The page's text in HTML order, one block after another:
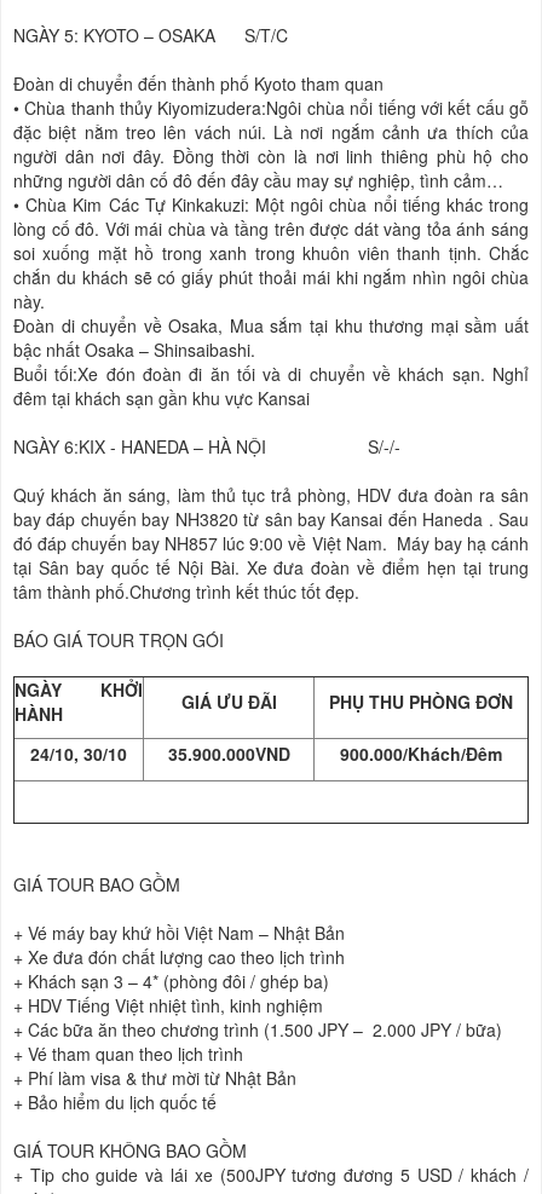
NGÀY 5: KYOTO – OSAKA
S/T/C
Đoàn di chuyển đến thành phố Kyoto tham quan
• Chùa thanh thủy Kiyomizudera:Ngôi chùa nổi tiếng với kết cấu gỗ
đặc biệt nằm treo lên vách núi. Là nơi ngắm cảnh ưa thích của
người dân nơi đây. Đồng thời còn là nơi linh thiêng phù hộ cho
những người dân cố đô đến đây cầu may sự nghiệp, tình cảm…
• Chùa Kim Các Tự Kinkakuzi: Một ngôi chùa nổi tiếng khác trong
lòng cố đô. Với mái chùa và tầng trên được dát vàng tỏa ánh sáng
soi xuống mặt hồ trong xanh trong khuôn viên thanh tịnh. Chắc
chắn du khách sẽ có giấy phút thoải mái khi ngắm nhìn ngôi chùa
này.
Đoàn di chuyển về Osaka, Mua sắm tại khu thương mại sầm uất
bậc nhất Osaka – Shinsaibashi.
Buổi tối:Xe đón đoàn đi ăn tối và di chuyển về khách sạn. Nghỉ
đêm tại khách sạn gần khu vực Kansai
NGÀY 6:KIX - HANEDA – HÀ NỘI S/-/-
Quý khách ăn sáng, làm thủ tục trả phòng, HDV đưa đoàn ra sân
bay đáp chuyến bay NH3820 từ sân bay Kansai đến Haneda . Sau
đó đáp chuyến bay NH857 lúc 9:00 về Việt Nam. Máy bay hạ cánh
tại Sân bay quốc tế Nội Bài. Xe đưa đoàn về điểm hẹn tại trung
tâm thành phố.Chương trình kết thúc tốt đẹp.
BÁO GIÁ TOUR TRỌN GÓI
NGÀY KHỞI
HÀNH
GIÁ ƯU ĐÃI PHỤ THU PHÒNG ĐƠN
24/10, 30/10 35.900.000VND 900.000/Khách/Đêm
GIÁ TOUR BAO GỒM
+ Vé máy bay khứ hồi Việt Nam – Nhật Bản
+ Xe đưa đón chất lượng cao theo lịch trình
+ Khách sạn 3 – 4* (phòng đôi / ghép ba)
+ HDV Tiếng Việt nhiệt tình, kinh nghiệm
+ Các bữa ăn theo chương trình (1.500 JPY – 2.000 JPY / bữa)
+ Vé tham quan theo lịch trình
+ Phí làm visa & thư mời từ Nhật Bản
+ Bảo hiểm du lịch quốc tế
GIÁ TOUR KHÔNG BAO GỒM
+ Tip cho guide và lái xe (500JPY tương đương 5 USD / khách /